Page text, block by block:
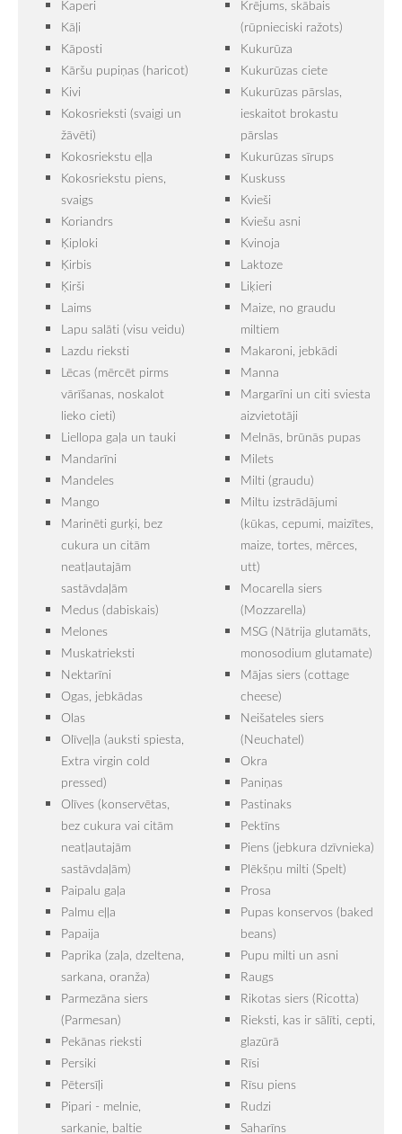
Kaperi
Kāļi
Kāposti
Kāršu pupiņas (haricot)
Kivi
Kokosrieksti (svaigi un
žāvēti)
Kokosriekstu eļļa
Kokosriekstu piens,
svaigs
Koriandrs
Ķiploki
Ķirbis
Ķirši
Laims
Lapu salāti (visu veidu)
Lazdu rieksti
Lēcas (mērcēt pirms
vārīšanas, noskalot
lieko cieti)
Liellopa gaļa un tauki
Mandarīni
Mandeles
Mango
Marinēti gurķi, bez
cukura un citām
neatļautajām
sastāvdaļām
Medus (dabiskais)
Melones
Muskatrieksti
Nektarīni
Ogas, jebkādas
Olas
Olīveļļa (auksti spiesta,
Extra virgin cold
pressed)
Olīves (konservētas,
bez cukura vai citām
neatļautajām
sastāvdaļām)
Paipalu gaļa
Palmu eļļa
Papaija
Paprika (zaļa, dzeltena,
sarkana, oranža)
Parmezāna siers
(Parmesan)
Pekānas rieksti
Persiki
Pētersīļi
Pipari - melnie,
sarkanie, baltie
Krējums, skābais
(rūpnieciski ražots)
Kukurūza
Kukurūzas ciete
Kukurūzas pārslas,
ieskaitot brokastu
pārslas
Kukurūzas sīrups
Kuskuss
Kvieši
Kviešu asni
Kvinoja
Laktoze
Liķieri
Maize, no graudu
miltiem
Makaroni, jebkādi
Manna
Margarīni un citi sviesta
aizvietotāji
Melnās, brūnās pupas
Milets
Milti (graudu)
Miltu izstrādājumi
(kūkas, cepumi, maizītes,
maize, tortes, mērces,
utt)
Mocarella siers
(Mozzarella)
MSG (Nātrija glutamāts,
monosodium glutamate)
Mājas siers (cottage
cheese)
Neišateles siers
(Neuchatel)
Okra
Paniņas
Pastinaks
Pektīns
Piens (jebkura dzīvnieka)
Plēkšņu milti (Spelt)
Prosa
Pupas konservos (baked
beans)
Pupu milti un asni
Raugs
Rikotas siers (Ricotta)
Rieksti, kas ir sālīti, cepti,
glazūrā
Rīsi
Rīsu piens
Rudzi
Saharīns